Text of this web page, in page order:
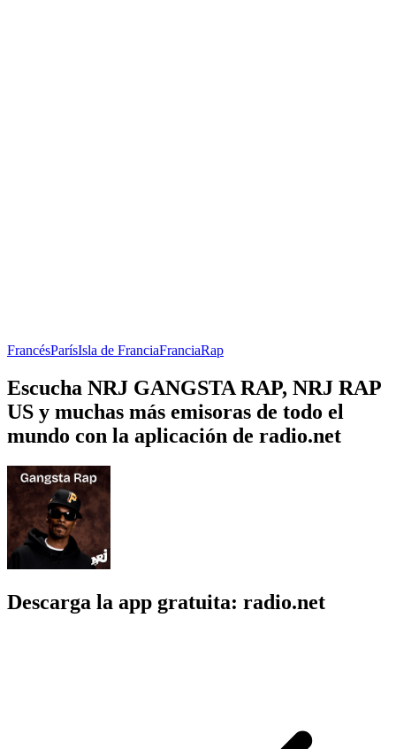
FrancésParísIsla de FranciaFranciaRap
Escucha NRJ GANGSTA RAP, NRJ RAP
US y muchas más emisoras de todo el
mundo con la aplicación de radio.net
Descarga la app gratuita: radio.net